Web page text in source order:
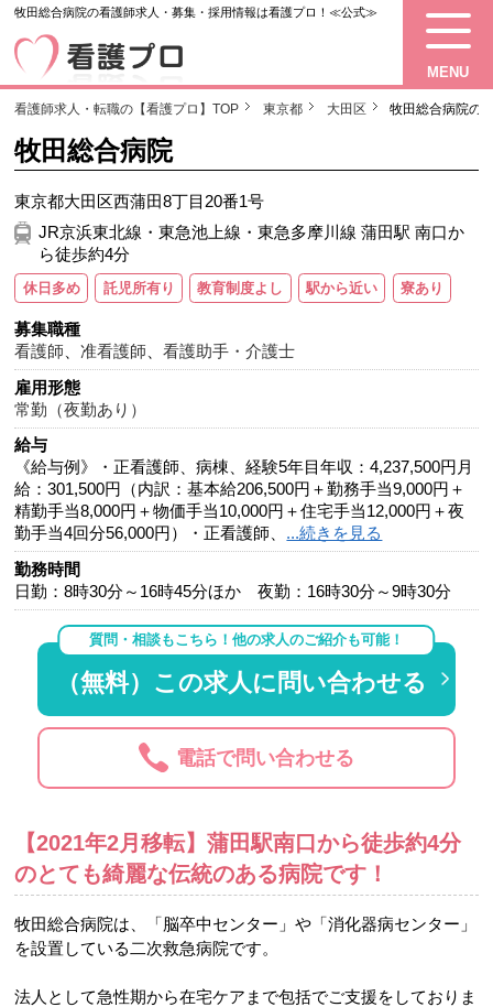
牧田総合病院の看護師求人・募集・採用情報は看護プロ！≪公式≫
MENU
看護師求人・転職の【看護プロ】TOP 東京都 大田区 牧田総合病院の
牧田総合病院
東京都大田区西蒲田8丁目20番1号
JR京浜東北線・東急池上線・東急多摩川線 蒲田駅 南口か
ら徒歩約4分
休日多め 託児所有り 教育制度よし 駅から近い 寮あり
募集職種
看護師 、准看護師 、看護助手・介護士
雇用形態
常勤（夜勤あり）
給与
《給与例》・正看護師、病棟、経験5年目年収：4,237,500円月
給：301,500円（内訳：基本給206,500円＋勤務手当9,000円＋
精勤手当8,000円＋物価手当10,000円＋住宅手当12,000円＋夜
勤手当4回分56,000円）・正看護師、 ...続きを見る
勤務時間
日勤：8時30分～16時45分ほか 夜勤：16時30分～9時30分
質問・相談もこちら！他の求人のご紹介も可能！
（無料）この求人に問い合わせる
電話で問い合わせる
【2021年2月移転】蒲田駅南口から徒歩約4分
のとても綺麗な伝統のある病院です！
牧田総合病院は、「脳卒中センター」や「消化器病センター」
を設置している二次救急病院です。
法人として急性期から在宅ケアまで包括でご支援をしておりま